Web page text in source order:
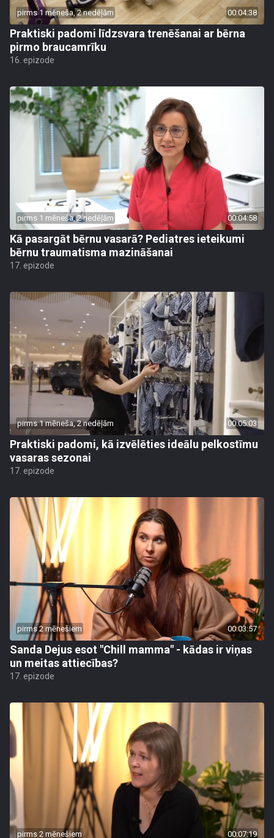
pirms 1 mēneša, 2 nedēļām 00:04:38
Praktiski padomi līdzsvara trenēšanai ar bērna
pirmo braucamrīku
16. epizode
pirms 1 mēneša, 2 nedēļām 00:04:58
Kā pasargāt bērnu vasarā? Pediatres ieteikumi
bērnu traumatisma mazināšanai
17. epizode
pirms 1 mēneša, 2 nedēļām 00:05:03
Praktiski padomi, kā izvēlēties ideālu pelkostīmu
vasaras sezonai
17. epizode
pirms 2 mēnešiem 00:03:57
Sanda Dejus esot "Chill mamma" - kādas ir viņas
un meitas attiecības?
17. epizode
pirms 2 mēnešiem 00:07:19